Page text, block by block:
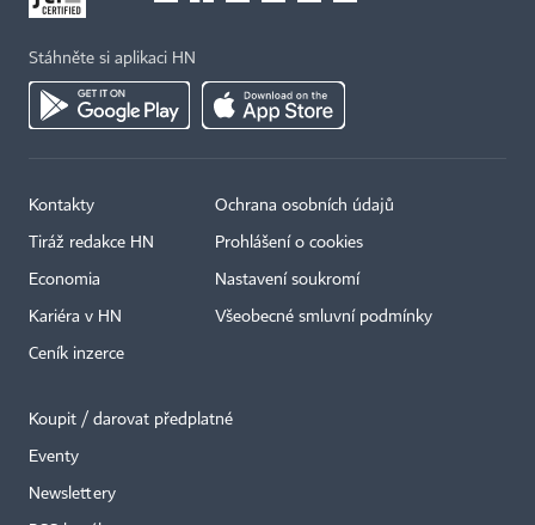
Stáhněte si aplikaci HN
Kontakty
Tiráž redakce HN
Economia
Kariéra v HN
Ceník inzerce
Ochrana osobních údajů
Prohlášení o cookies
Nastavení soukromí
Všeobecné smluvní podmínky
Koupit / darovat předplatné
Eventy
Newslettery